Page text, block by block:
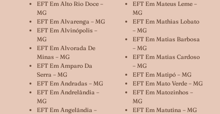
EFT Em Alto Rio Doce –
MG
EFT Em Alvarenga – MG
EFT Em Alvinópolis –
MG
EFT Em Alvorada De
Minas – MG
EFT Em Amparo Da
Serra – MG
EFT Em Andradas – MG
EFT Em Andrelândia –
MG
EFT Em Angelândia –
EFT Em Mateus Leme –
MG
EFT Em Mathias Lobato
– MG
EFT Em Matias Barbosa
– MG
EFT Em Matias Cardoso
– MG
EFT Em Matipó – MG
EFT Em Mato Verde – MG
EFT Em Matozinhos –
MG
EFT Em Matutina – MG